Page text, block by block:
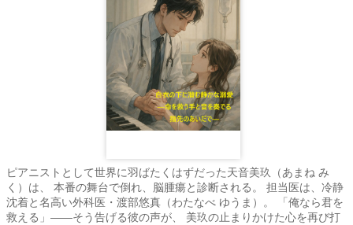
ピアニストとして世界に羽ばたくはずだった天音美玖（あまね み
く）は、 本番の舞台で倒れ、脳腫瘍と診断される。 担当医は、冷静
沈着と名高い外科医・渡部悠真（わたなべ ゆうま）。 「俺なら君を
救える」――そう告げる彼の声が、 美玖の止まりかけた心を再び打